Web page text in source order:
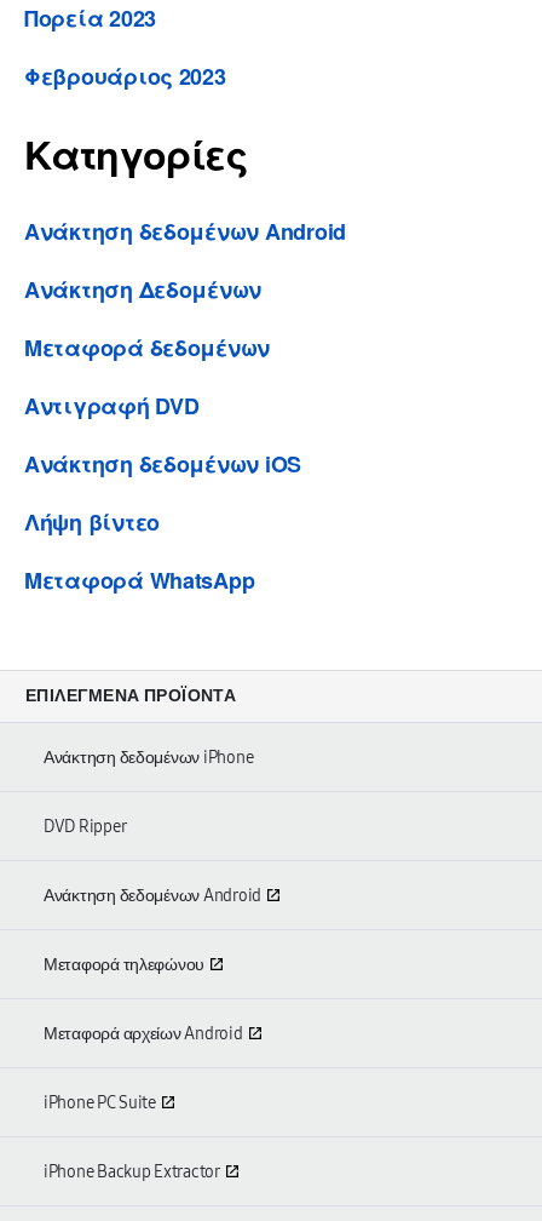
Πορεία 2023
Φεβρουάριος 2023
Κατηγορίες
Ανάκτηση δεδομένων Android
Ανάκτηση Δεδομένων
Μεταφορά δεδομένων
Αντιγραφή DVD
Ανάκτηση δεδομένων iOS
Λήψη βίντεο
Μεταφορά WhatsApp
ΕΠΙΛΕΓΜΈΝΑ ΠΡΟΪΌΝΤΑ
Ανάκτηση δεδομένων iPhone
DVD Ripper
Ανάκτηση δεδομένων Android
Μεταφορά τηλεφώνου
Μεταφορά αρχείων Android
iPhone PC Suite
iPhone Backup Extractor